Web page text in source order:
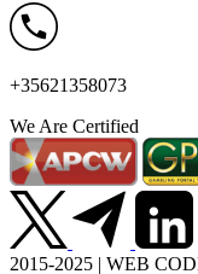
+35621358073
We Are Certified
2015-2025 | WEB